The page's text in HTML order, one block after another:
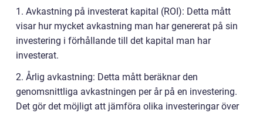
1. Avkastning på investerat kapital (ROI): Detta mått
visar hur mycket avkastning man har genererat på sin
investering i förhållande till det kapital man har
investerat.
2. Årlig avkastning: Detta mått beräknar den
genomsnittliga avkastningen per år på en investering.
Det gör det möjligt att jämföra olika investeringar över